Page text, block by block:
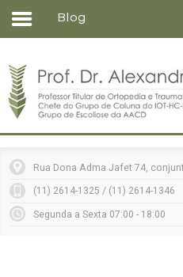
Home
Entenda sua doença
Tratamentos
Vídeos
Consultórios
Blog
Rua Dona Adma Jafet 74,
(11) 2614-1325 / (11) 2614-1346
Segunda a Sexta 07:00 - 18:00